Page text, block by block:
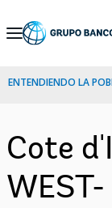
Skip
Navigation
ENTENDIENDO LA
Cote